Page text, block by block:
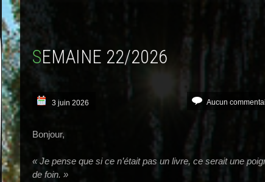
SEMAINE 22/2026
3 juin 2026 Aucun
Bonjour,
« Je pense que si ce n’était pas un livre, ce serait une
de foin. »